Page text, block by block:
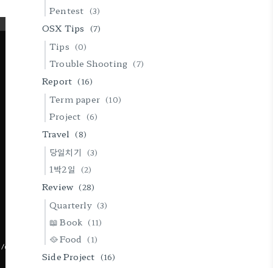
Pentest (3)
OSX Tips (7)
Tips (0)
Trouble Shooting (7)
Report (16)
Term paper (10)
Project (6)
Travel (8)
당일치기 (3)
1박2일 (2)
Review (28)
Quarterly (3)
📖 Book (11)
🥘 Food (1)
Side Project (16)